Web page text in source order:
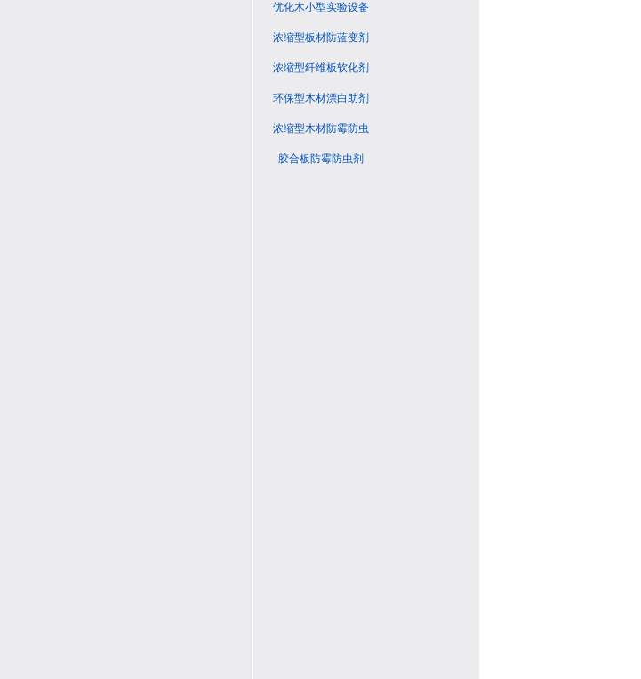
优化木小型实验设备
浓缩型板材防蓝变剂
浓缩型纤维板软化剂
环保型木材漂白助剂
浓缩型木材防霉防虫
胶合板防霉防虫剂